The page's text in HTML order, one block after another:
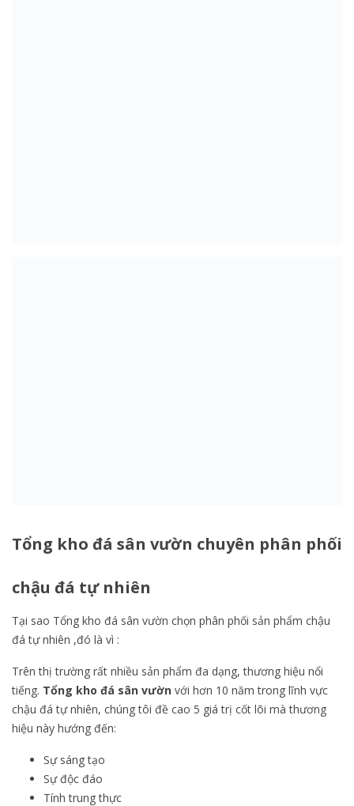
Tổng kho đá sân vườn chuyên phân phối
chậu đá tự nhiên
Tại sao Tổng kho đá sân vườn chọn phân phối sản phẩm chậu
đá tự nhiên ,đó là vì :
Trên thị trường rất nhiều sản phẩm đa dạng, thương hiệu nổi
tiếng. Tổng kho đá sân vườn với hơn 10 năm trong lĩnh vực
chậu đá tự nhiên, chúng tôi đề cao 5 giá trị cốt lõi mà thương
hiệu này hướng đến:
Sự sáng tạo
Sự độc đáo
Tính trung thực